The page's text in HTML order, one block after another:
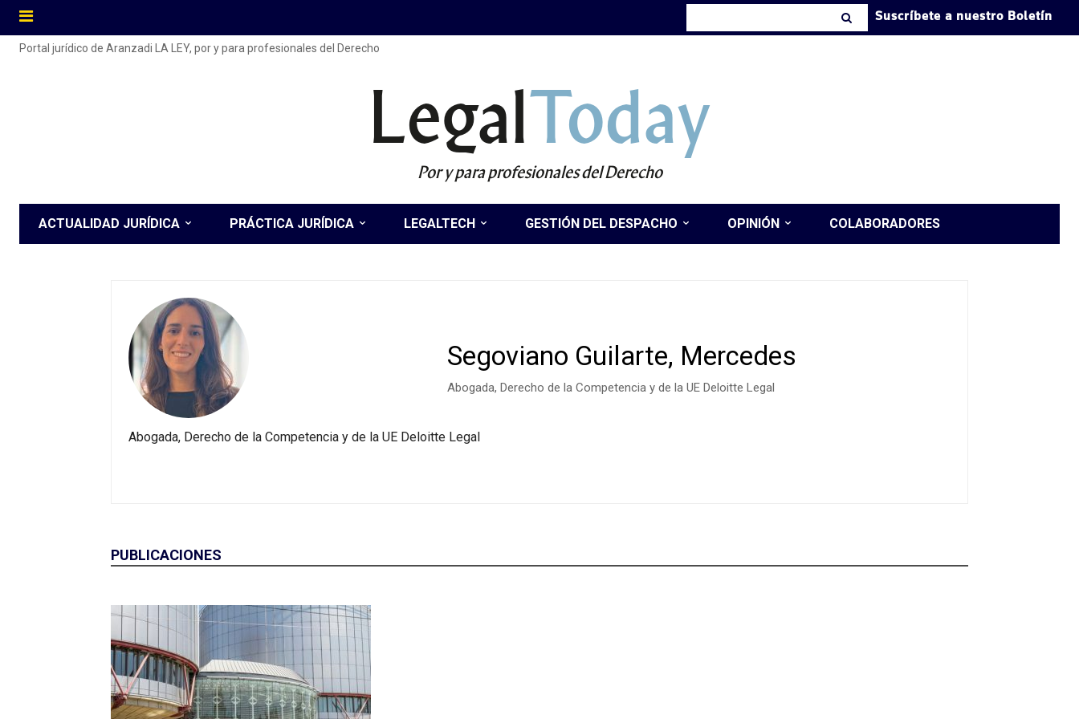
Suscríbete a nuestro Boletín
Portal jurídico de Aranzadi LA LEY, por y para profesionales del Derecho
LegalToday
Por y para profesionales del Derecho
ACTUALIDAD JURÍDICA PRÁCTICA JURÍDICA LEGALTECH GESTIÓN DEL DESPACHO OPINIÓN COLABORADORES
Segoviano Guilarte, Mercedes
Abogada, Derecho de la Competencia y de la UE Deloitte Legal
Abogada, Derecho de la Competencia y de la UE Deloitte Legal
PUBLICACIONES